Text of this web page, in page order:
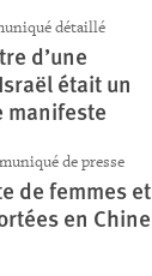
détaillé
d’une
était un
manifeste
de presse
de femmes et
en Chine